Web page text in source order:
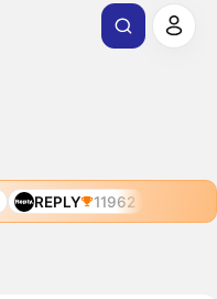
REPLY 11962